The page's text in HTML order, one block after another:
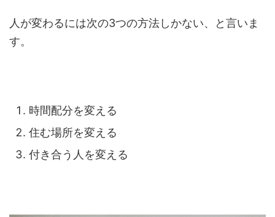
人が変わるには次の3つの方法しかない、と言いま
す。
時間配分を変える
住む場所を変える
付き合う人を変える